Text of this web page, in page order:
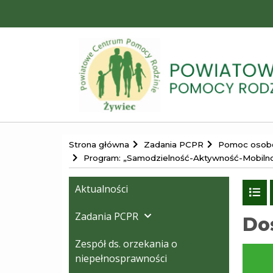
Portal
Powiatowego
Centrum
Pomocy
w
Żywcu
Strona główna Zadania PCPR Pomoc
Program: „Samodzielność-Aktywność-
Aktualności
Zadania PCPR
Zespół ds. orzekania o
niepełnosprawności